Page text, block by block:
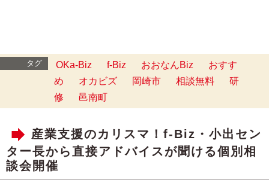
タグ OKa-Biz f-Biz おおなんBiz
おすす
め
オカビズ 岡崎市 相談無料
研
修
邑南町
産業支援のカリスマ！f-Biz・小出セン
ター長から直接アドバイスが聞ける個別相
談会開催